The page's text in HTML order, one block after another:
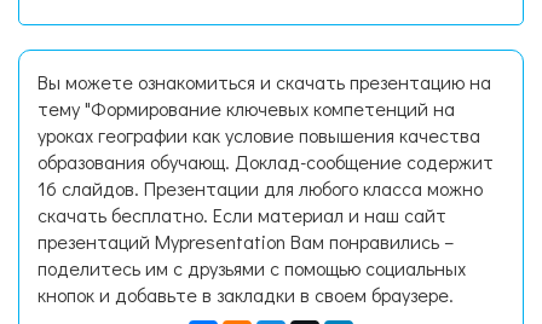
Вы можете ознакомиться и скачать презентацию на
тему "Формирование ключевых компетенций на
уроках географии как условие повышения качества
образования обучающ. Доклад-сообщение содержит
16 слайдов. Презентации для любого класса можно
скачать бесплатно. Если материал и наш сайт
презентаций Mypresentation Вам понравились –
поделитесь им с друзьями с помощью социальных
кнопок и добавьте в закладки в своем браузере.